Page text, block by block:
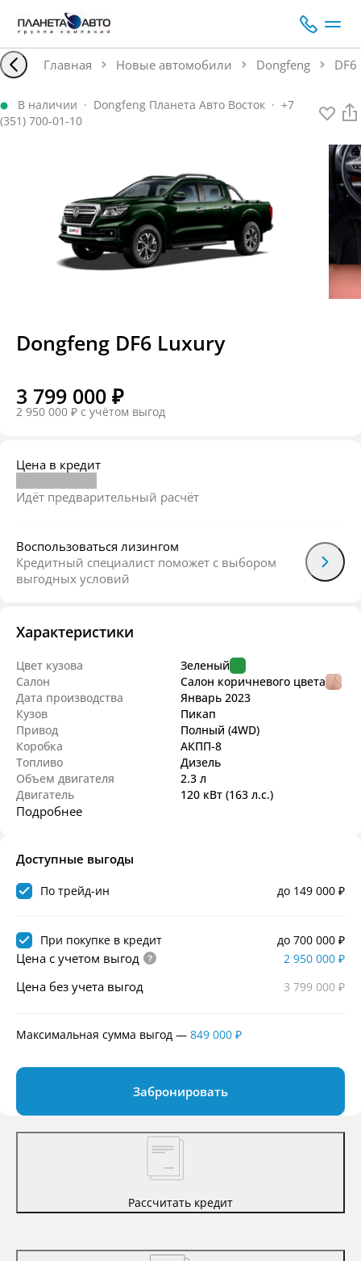
Главная Новые автомобили Dongfeng DF6
В наличии · Dongfeng Планета Авто Восток · +7
(351) 700-01-10
Dongfeng DF6 Luxury
3 799 000 ₽
2 950 000 ₽ c учётом выгод
Цена в кредит
Идёт предварительный расчёт
Воспользоваться лизингом
Кредитный специалист поможет с выбором
выгодных условий
Характеристики
Цвет кузова
Зеленый
Салон
Салон коричневого цвета
Дата производства
Январь 2023
Кузов
Пикап
Привод
Полный (4WD)
Коробка
АКПП-8
Топливо
Дизель
Объем двигателя
2.3 л
Двигатель
120 кВт (163 л.с.)
Подробнее
Доступные выгоды
до 149 000 ₽
По трейд-ин
до 700 000 ₽
При покупке в кредит
Цена с учетом выгод 2 950 000 ₽
Цена без учета выгод 3 799 000 ₽
Максимальная сумма выгод — 849 000 ₽
Забронировать
Рассчитать кредит